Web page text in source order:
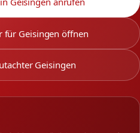
für Geisingen öffnen
Geisingen